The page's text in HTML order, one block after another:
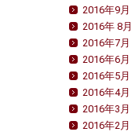
2016年9月
2016年 8月
2016年7月
2016年6月
2016年5月
2016年4月
2016年3月
2016年2月